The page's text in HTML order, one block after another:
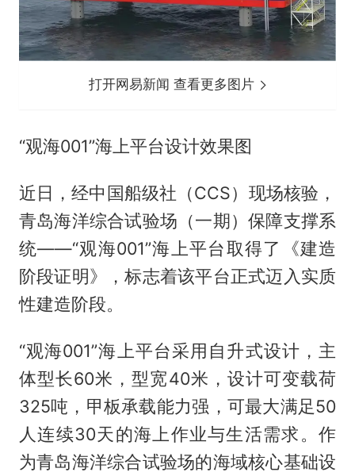
打开网易新闻 查看更多图片
“观海001”海上平台设计效果图
近日，经中国船级社（CCS）现场核验，
青岛海洋综合试验场（一期）保障支撑系
统——“观海001”海上平台取得了《建造
阶段证明》，标志着该平台正式迈入实质
性建造阶段。
“观海001”海上平台采用自升式设计，主
体型长60米，型宽40米，设计可变载荷
325吨，甲板承载能力强，可最大满足50
人连续30天的海上作业与生活需求。作
为青岛海洋综合试验场的海域核心基础设